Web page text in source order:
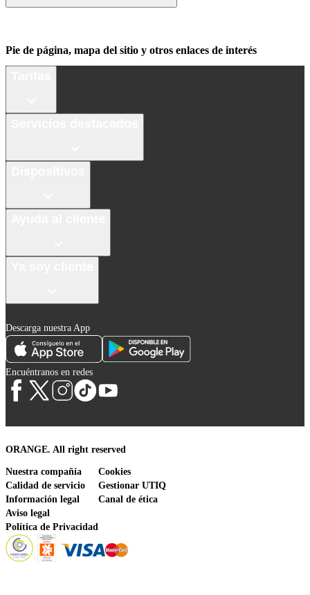
Pie de página, mapa del sitio y otros enlaces de interés
Descarga nuestra App
Encuéntranos en redes
ORANGE. All right reserved
Nuestra compañía
Calidad de servicio
Información legal
Aviso legal
Política de Privacidad
Cookies
Gestionar UTIQ
Canal de ética